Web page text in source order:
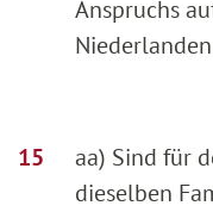
Anspruchs
aa) Sind für
dieselben